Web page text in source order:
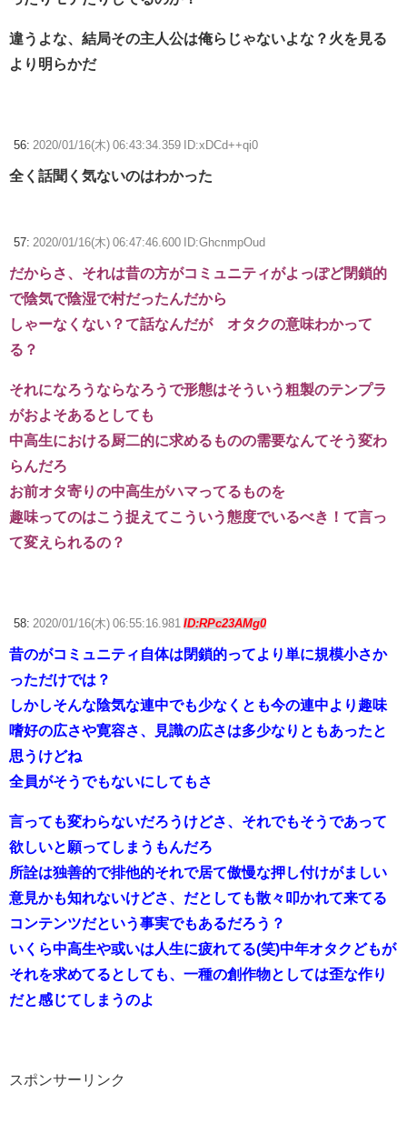
違うよな、結局その主人公は俺らじゃないよな？火を見る
より明らかだ
56: 2020/01/16(木) 06:43:34.359 ID:xDCd++qi0
全く話聞く気ないのはわかった
57: 2020/01/16(木) 06:47:46.600 ID:GhcnmpOud
だからさ、それは昔の方がコミュニティがよっぽど閉鎖的
で陰気で陰湿で村だったんだから
しゃーなくない？て話なんだが オタクの意味わかって
る？
それになろうならなろうで形態はそういう粗製のテンプラ
がおよそあるとしても
中高生における厨二的に求めるものの需要なんてそう変わ
らんだろ
お前オタ寄りの中高生がハマってるものを
趣味ってのはこう捉えてこういう態度でいるべき！て言っ
て変えられるの？
58: 2020/01/16(木) 06:55:16.981 ID:RPc23AMg0
昔のがコミュニティ自体は閉鎖的ってより単に規模小さか
っただけでは？
しかしそんな陰気な連中でも少なくとも今の連中より趣味
嗜好の広さや寛容さ、見識の広さは多少なりともあったと
思うけどね
全員がそうでもないにしてもさ
言っても変わらないだろうけどさ、それでもそうであって
欲しいと願ってしまうもんだろ
所詮は独善的で排他的それで居て傲慢な押し付けがましい
意見かも知れないけどさ、だとしても散々叩かれて来てる
コンテンツだという事実でもあるだろう？
いくら中高生や或いは人生に疲れてる(笑)中年オタクどもが
それを求めてるとしても、一種の創作物としては歪な作り
だと感じてしまうのよ
スポンサーリンク